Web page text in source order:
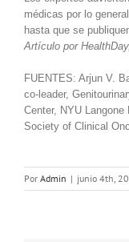
médicas por lo
hasta que se
Artículo por
FUENTES: Arjun V.
co-leader,
Center, NYU
Society of Clinical
Por Admin | junio 4th,